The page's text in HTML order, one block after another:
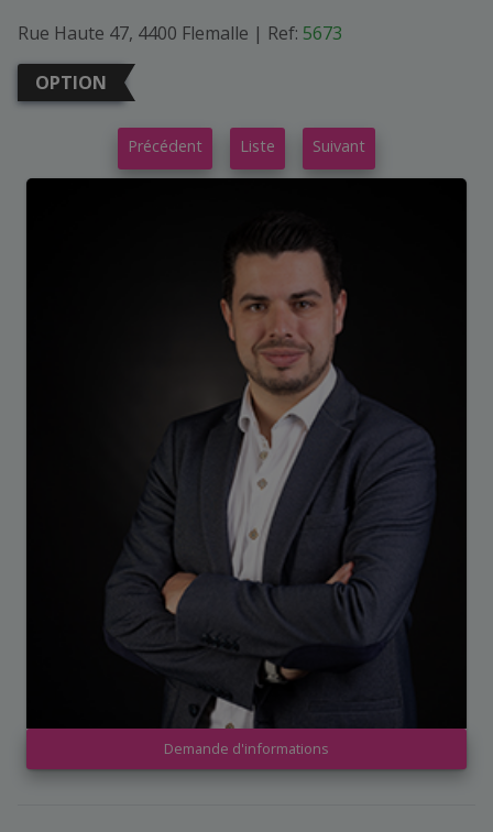
Rue Haute 47, 4400 Flemalle | Ref: 5673
OPTION
Précédent Liste Suivant
Demande d'informations